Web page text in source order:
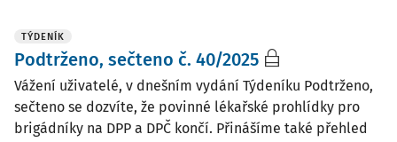
TÝDENÍK
Podtrženo, sečteno č. 40/2025
Vážení uživatelé, v dnešním vydání Týdeníku Podtrženo,
sečteno se dozvíte, že povinné lékařské prohlídky pro
brigádníky na DPP a DPČ končí. Přinášíme také přehled